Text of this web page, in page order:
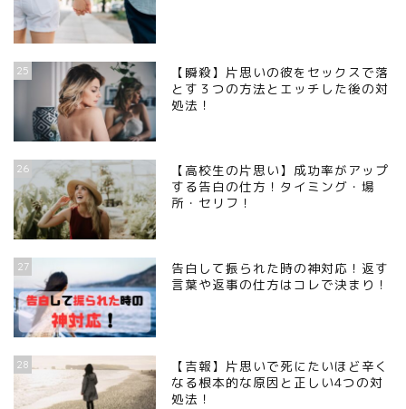
25
【瞬殺】片思いの彼をセックスで落
とす３つの方法とエッチした後の対
処法！
26
【高校生の片思い】成功率がアップ
する告白の仕方！タイミング・場
所・セリフ！
27
告白して振られた時の神対応！返す
言葉や返事の仕方はコレで決まり！
28
【吉報】片思いで死にたいほど辛く
なる根本的な原因と正しい4つの対
処法！